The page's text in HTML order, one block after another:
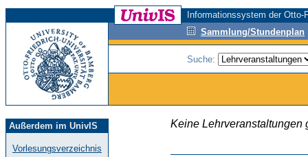
Informationssystem der
Sammlung/Stundenplan
Suche:
Außerdem im UnivIS
Vorlesungsverzeichnis
Keine Lehrveranstaltungen